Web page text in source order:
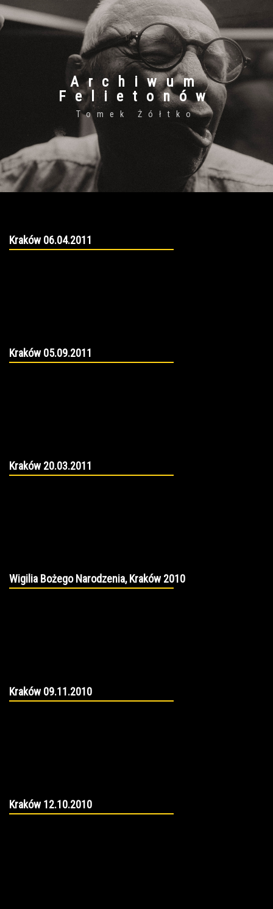
Archiwum
Felietonów
Tomek Żółtko
Kraków 06.04.2011
Kraków 05.09.2011
Kraków 20.03.2011
Wigilia Bożego Narodzenia, Kraków 2010
Kraków 09.11.2010
Kraków 12.10.2010